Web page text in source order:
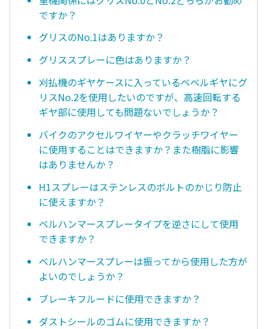
ですか？
グリスのNo.1はありますか？
グリススプレーに色はありますか？
刈払機のギヤケースに入っているベベルギヤにグ
リスNo.2を使用したいのですが、高速回転する
ギヤ部に使用しても問題ないでしょうか？
バイクのアクセルワイヤーやクラッチワイヤー
に使用することはできますか？また樹脂に影響
はありませんか？
H1スプレーはステンレスのボルトのかじり防止
に使えますか？
ベルハンマースプレータイプを逆さにして使用
できますか？
ベルハンマースプレーは振ってから使用した方が
よいのでしょうか？
ブレーキフルードに使用できますか？
ダストシールのゴムに使用できますか？